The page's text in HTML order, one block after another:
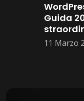
Guida
11 Marzo